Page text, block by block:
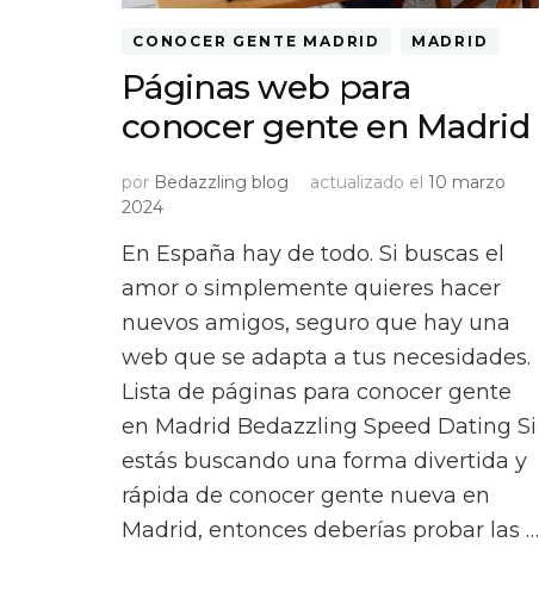
CONOCER GENTE MADRID MADRID
Páginas web para
conocer gente en Madrid
por Bedazzling blog actualizado el 10 marzo
2024
En España hay de todo. Si buscas el
amor o simplemente quieres hacer
nuevos amigos, seguro que hay una
web que se adapta a tus necesidades.
Lista de páginas para conocer gente
en Madrid Bedazzling Speed Dating Si
estás buscando una forma divertida y
rápida de conocer gente nueva en
Madrid, entonces deberías probar las …